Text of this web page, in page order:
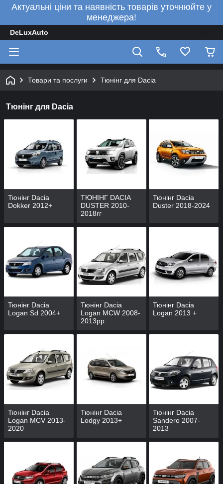
Актуальні ціни та наявність товарів уточнюйте у
менеджера!
DeLuxAuto
Товари та послуги Тюнінг для Dacia
Тюнінг для Dacia
Тюнінг Dacia
Dokker 2012+
ТЮНІНГ DACIA
DUSTER 2010-
2018гг
Тюнінг Dacia
Duster 2018-2024
Тюнінг Dacia
Logan Sd 2004+
Тюнінг Dacia
Logan MCW 2008-
2013рр
Тюнінг Dacia
Logan 2013 +
Тюнінг Dacia
Logan MCV 2013-
2020
Тюнінг Dacia
Lodgy 2013+
Тюнінг Dacia
Sandero 2007-
2013